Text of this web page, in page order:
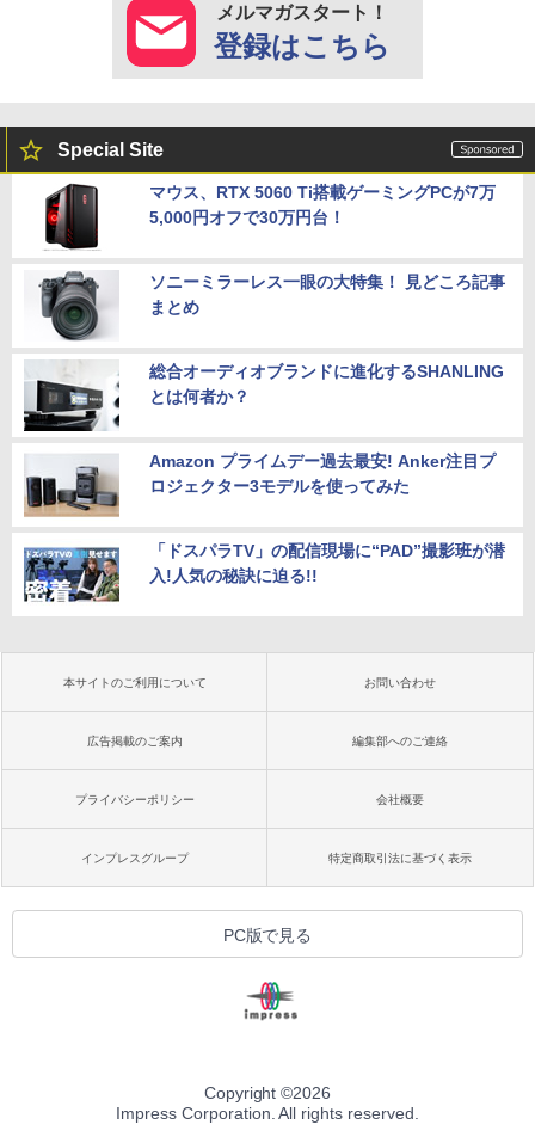
メルマガスタート！
登録はこちら
Special Site
マウス、RTX 5060 Ti搭載ゲーミングPCが7万
5,000円オフで30万円台！
ソニーミラーレス一眼の大特集！ 見どころ記事
まとめ
総合オーディオブランドに進化するSHANLING
とは何者か？
Amazon プライムデー過去最安! Anker注目プ
ロジェクター3モデルを使ってみた
「ドスパラTV」の配信現場に“PAD”撮影班が潜
入!人気の秘訣に迫る!!
本サイトのご利用について お問い合わせ
広告掲載のご案内 編集部へのご連絡
プライバシーポリシー 会社概要
インプレスグループ 特定商取引法に基づく表示
PC版で見る
Copyright ©2026
Impress Corporation. All rights reserved.